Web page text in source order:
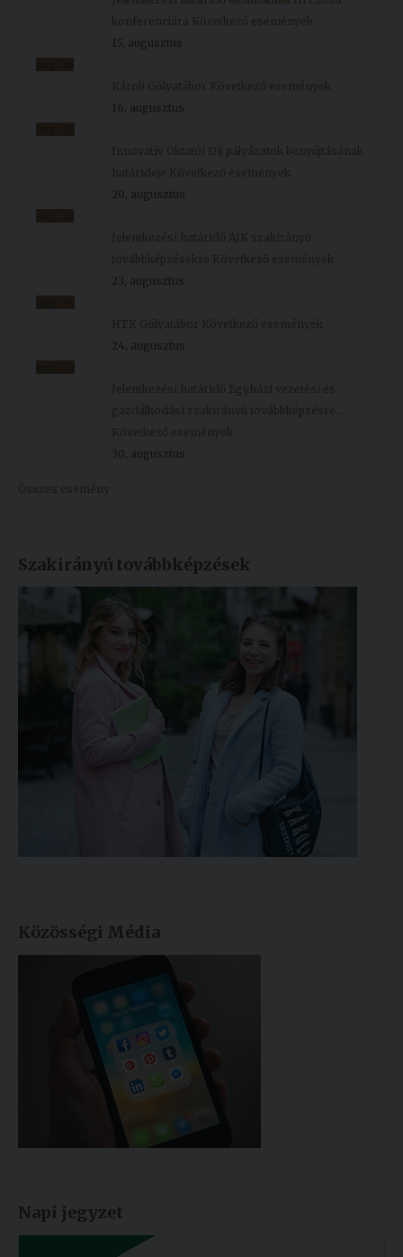
konferenciára Következő események
15, augusztus
Károli Gólyatábor Következő események
16, augusztus
Innovatív Oktatói Díj pályázatok benyújtásának
határideje Következő események
20, augusztus
Jelentkezési határidő ÁJK szakirányú
továbbképzésekre Következő események
23, augusztus
HTK Gólyatábor Következő események
24, augusztus
Jelentkezési határidő Egyházi vezetési és
gazdálkodási szakirányú továbbképzésre...
Következő események
30, augusztus
Összes esemény
Szakirányú továbbképzések
Közösségi Média
Napi jegyzet